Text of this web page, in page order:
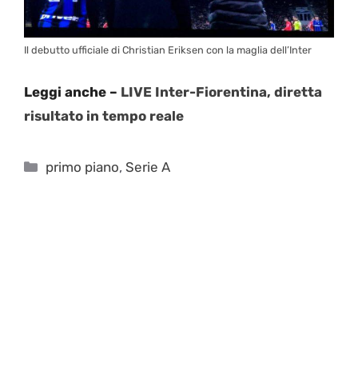
Il debutto ufficiale di Christian Eriksen con la maglia dell’Inter
Leggi anche – LIVE Inter-Fiorentina, diretta
risultato in tempo reale
Categorie
primo piano,Serie A